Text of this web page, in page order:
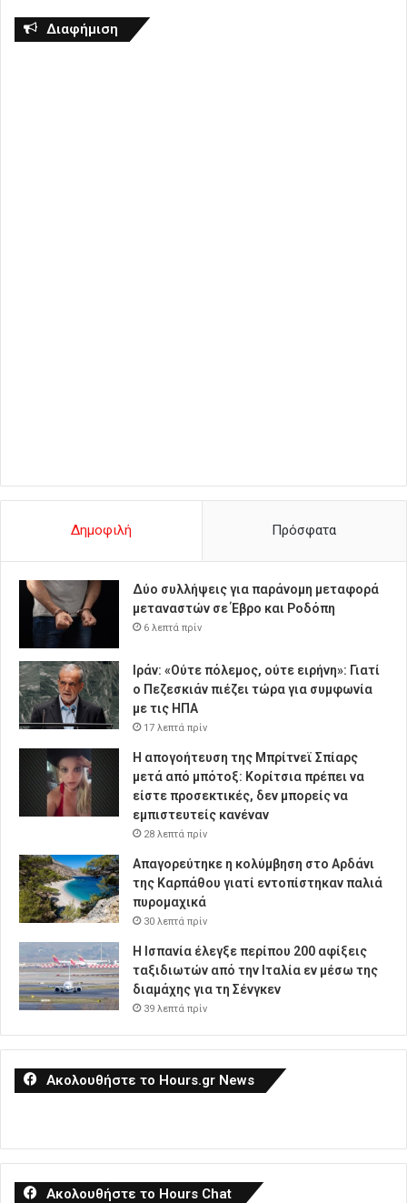
Διαφήμιση
Δημοφιλή Πρόσφατα
Δύο συλλήψεις για παράνομη μεταφορά
μεταναστών σε Έβρο και Ροδόπη
6 λεπτά πρίν
Ιράν: «Ούτε πόλεμος, ούτε ειρήνη»: Γιατί
ο Πεζεσκιάν πιέζει τώρα για συμφωνία
με τις ΗΠΑ
17 λεπτά πρίν
Η απογοήτευση της Μπρίτνεϊ Σπίαρς
μετά από μπότοξ: Κορίτσια πρέπει να
είστε προσεκτικές, δεν μπορείς να
εμπιστευτείς κανέναν
28 λεπτά πρίν
Απαγορεύτηκε η κολύμβηση στο Αρδάνι
της Καρπάθου γιατί εντοπίστηκαν παλιά
πυρομαχικά
30 λεπτά πρίν
Η Ισπανία έλεγξε περίπου 200 αφίξεις
ταξιδιωτών από την Ιταλία εν μέσω της
διαμάχης για τη Σένγκεν
39 λεπτά πρίν
Ακολουθήστε το Hours.gr News
Ακολουθήστε το Hours Chat